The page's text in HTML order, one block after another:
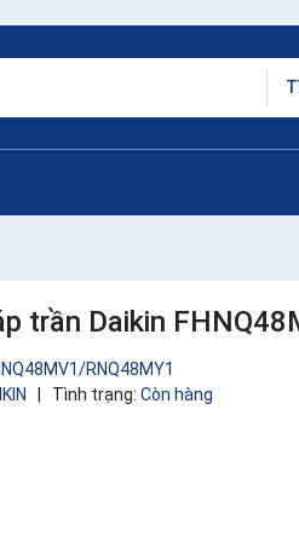
trần Daikin
RNQ48MY1
Tình trạng: Còn hàng